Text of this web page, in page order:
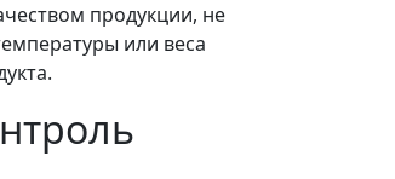
продукции, не
или веса